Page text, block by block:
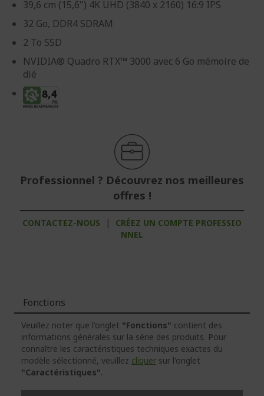
39,6 cm (15,6") 4K UHD (3840 x 2160) 16:9 IPS
32 Go, DDR4 SDRAM
2 To SSD
NVIDIA® Quadro RTX™ 3000 avec 6 Go mémoire de
dié
Professionnel ? Découvrez nos meilleures
offres !
CONTACTEZ-NOUS |
CRÉEZ UN COMPTE PROFESSIO
NNEL
Fonctions
Veuillez noter que l'onglet "Fonctions" contient des
informations générales sur la série des produits. Pour
connaître les caractéristiques techniques exactes du
modèle sélectionné, veuillez cliquer sur l'onglet
"Caractéristiques".